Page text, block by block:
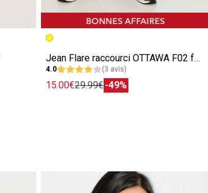
Jean Flare raccourci OTTAWA F02 femme
4.0 (3 avis)
15.00€29.99€-49%